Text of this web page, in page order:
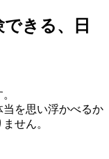
きる、日
を思い浮かべるか
せん。